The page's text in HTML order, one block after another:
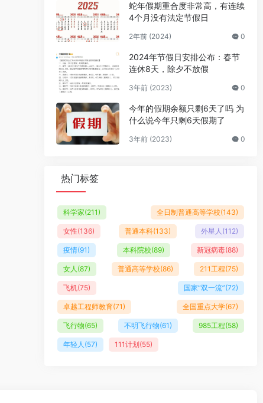
蛇年假期重合度非常高，有连续
4个月没有法定节假日
2年前 (2024) 0
2024年节假日安排公布：春节
连休8天，除夕不放假
3年前 (2023) 0
今年的假期余额只剩6天了吗 为
什么说今年只剩6天假期了
3年前 (2023) 0
热门标签
科学家(211) 全日制普通高等学校(143)
女性(136) 普通本科(133) 外星人 (112)
疫情(91) 本科院校(89) 新冠病毒(88)
女人 (87) 普通高等学校(86) 211工程(75)
飞机(75) 国家“双一流”(72)
卓越工程师教育(71) 全国重点大学(67)
飞行物(65) 不明飞行物(61) 985工程(58)
年轻人 (57) 111计划(55)